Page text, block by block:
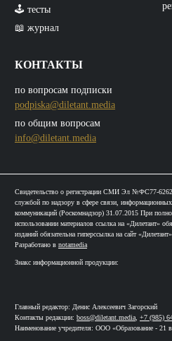
🕹️ тесты
📖 журнал
КОНТАКТЫ
по вопросам подписки
podpiska@diletant.media
по общим вопросам
info@diletant.media
Свидетельство о регистрации СМИ Эл №ФС77-
службой по надзору в сфере связи,
коммуникаций (Роскомнадзор) 31.07.2015 При
использовании материалов ссылка на «Дилетант»
изданий обязательна гиперссылка на сайт
Разработано в notamedia
Знакс информационной продукции:
Главный редактор: Денис Алексеевич Загорский
Контакты редакции: boss@diletant.media +7 (985)
Наименование учредителя: ООО «Образование - 21